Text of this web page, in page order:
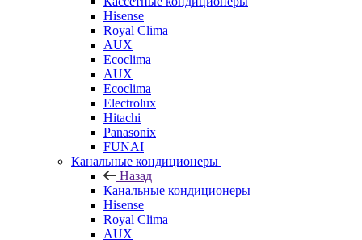
Hisense
Royal Clima
AUX
Ecoclima
AUX
Ecoclima
Electrolux
Hitachi
Panasonix
FUNAI
Канальные кондиционеры
Назад
Канальные кондиционеры
Hisense
Royal Clima
AUX